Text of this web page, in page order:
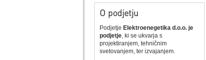
O podjetju
Podjetje Elektroenegetika d.o.o. je
podjetje, ki se ukvarja s
projektiranjem, tehničnim
svetovanjem, ter izvajanjem.